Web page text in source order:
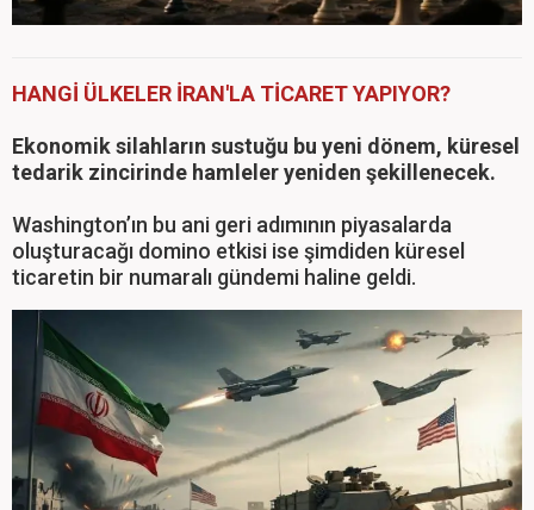
HANGİ ÜLKELER İRAN'LA TİCARET YAPIYOR?
Ekonomik silahların sustuğu bu yeni dönem, küresel
tedarik zincirinde hamleler yeniden şekillenecek.
Washington’ın bu ani geri adımının piyasalarda
oluşturacağı domino etkisi ise şimdiden küresel
ticaretin bir numaralı gündemi haline geldi.